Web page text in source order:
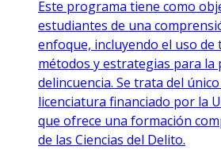
Este programa tiene como
estudiantes de una
enfoque, incluyendo el uso de
métodos y estrategias para la
delincuencia. Se trata del
licenciatura financiado por la
que ofrece una formación
de las Ciencias del Delito.